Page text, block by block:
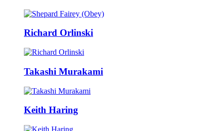
Richard Orlinski
Takashi Murakami
Keith Haring